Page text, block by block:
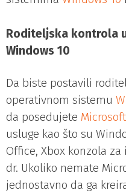
Roditeljska kontrola
Windows 10
Da biste postavili
operativnom sistemu
da posedujete
usluge kao što su
Office, Xbox konzola
dr. Ukoliko nemate
jednostavno da ga